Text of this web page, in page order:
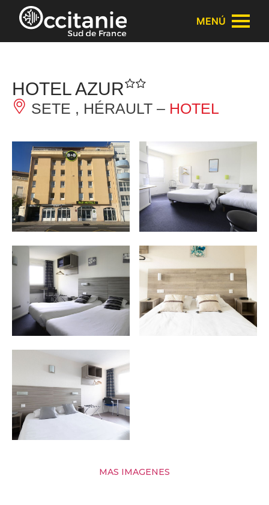
Panel de gestión de cookies
MENÚ
HOTEL AZUR
SETE , HÉRAULT – HOTEL
MAS IMAGENES